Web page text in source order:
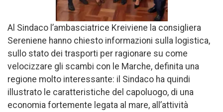
Al Sindaco l’ambasciatrice Kreiviene la consigliera
Sereniene hanno chiesto informazioni sulla logistica,
sullo stato dei trasporti per ragionare su come
velocizzare gli scambi con le Marche, definita una
regione molto interessante: il Sindaco ha quindi
illustrato le caratteristiche del capoluogo, di una
economia fortemente legata al mare, all’attività